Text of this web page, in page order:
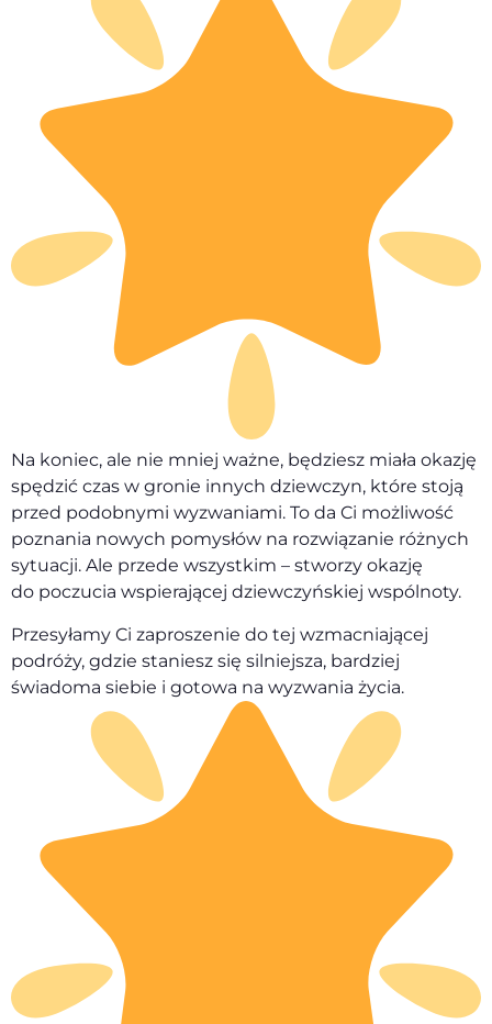
Na koniec, ale nie mniej ważne, będziesz miała okazję
spędzić czas w gronie innych dziewczyn, które stoją
przed podobnymi wyzwaniami. To da Ci możliwość
poznania nowych pomysłów na rozwiązanie różnych
sytuacji. Ale przede wszystkim – stworzy okazję
do poczucia wspierającej dziewczyńskiej wspólnoty.
Przesyłamy Ci zaproszenie do tej wzmacniającej
podróży, gdzie staniesz się silniejsza, bardziej
świadoma siebie i gotowa na wyzwania życia.